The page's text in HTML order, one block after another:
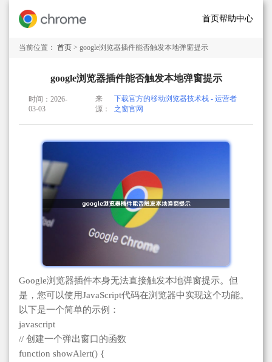
首页帮助中心
当前位置： 首页 > google浏览器插件能否触发本地弹窗提示
google浏览器插件能否触发本地弹窗提示
时间：2026-
03-03
来
源：
下载官方的移动浏览器技术栈 - 运营者
之窗官网
Google浏览器插件本身无法直接触发本地弹窗提示。但
是，您可以使用JavaScript代码在浏览器中实现这个功能。
以下是一个简单的示例：
javascript
// 创建一个弹出窗口的函数
function showAlert() {